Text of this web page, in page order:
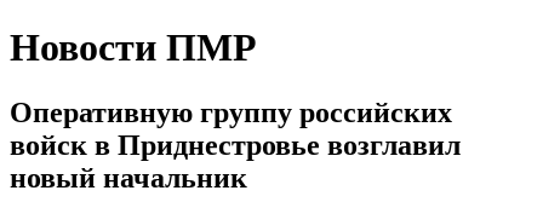
Новости ПМР
Оперативную группу российских
войск в Приднестровье возглавил
новый начальник